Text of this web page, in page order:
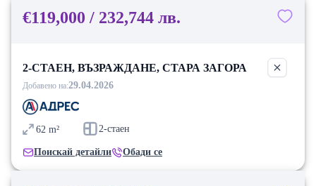
€119,000 / 232,744 лв.
2-СТАЕН, ВЪЗРАЖДАНЕ, СТАРА ЗАГОРА
Добавено на:29.04.2026
62 m² 2-стаен
Поискай детайли Обади се